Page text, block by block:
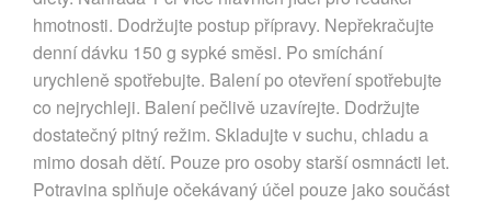
hmotnosti. Dodržujte postup přípravy. Nepřekračujte
denní dávku 150 g sypké směsi. Po smíchání
urychleně spotřebujte. Balení po otevření spotřebujte
co nejrychleji. Balení pečlivě uzavírejte. Dodržujte
dostatečný pitný režim. Skladujte v suchu, chladu a
mimo dosah dětí. Pouze pro osoby starší osmnácti let.
Potravina splňuje očekávaný účel pouze jako součást